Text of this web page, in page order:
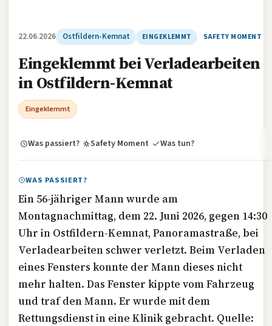
22.06.2026 Ostfildern-Kemnat EINGEKLEMMT SAFETY MOMENT
Eingeklemmt bei Verladearbeiten
in Ostfildern-Kemnat
Eingeklemmt
Was passiert? Safety Moment Was tun?
WAS PASSIERT?
Ein 56-jähriger Mann wurde am
Montagnachmittag, dem 22. Juni 2026, gegen 14:30
Uhr in Ostfildern-Kemnat, Panoramastraße, bei
Verladearbeiten schwer verletzt. Beim Verladen
eines Fensters konnte der Mann dieses nicht
mehr halten. Das Fenster kippte vom Fahrzeug
und traf den Mann. Er wurde mit dem
Rettungsdienst in eine Klinik gebracht. Quelle: